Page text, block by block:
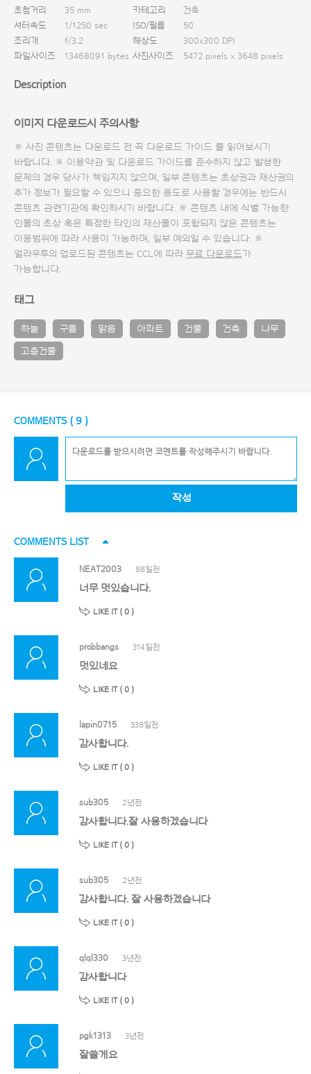
초첨거리
35 mm 카테고리
건축
셔터속도
1/1250 sec ISO/필름
50
조리개
f/3.2 해상도
300x300 DPI
파일사이즈
13468091 bytes 사진사이즈 5472 pixels x 3648 pixels
Description
이미지 다운로드시 주의사항
※ 사진 콘텐츠는 다운로드 전 꼭 다운로드 가이드 를 읽어보시기
바랍니다. ※ 이용약관 및 다운로드 가이드를 준수하지 않고 발생한
문제의 경우 당사가 책임지지 않으며, 일부 콘텐츠는 초상권과 재산권의
추가 정보가 필요할 수 있으니 중요한 용도로 사용할 경우에는 반드시
콘텐츠 관련기관에 확인하시기 바랍니다. ※ 콘텐츠 내에 식별 가능한
인물의 초상 혹은 특정한 타인의 재산물이 포함되지 않은 콘텐츠는
이용범위에 따라 사용이 가능하며, 일부 예외일 수 있습니다. ※
얼라우투의 업로드된 콘텐츠는 CCL에 따라 무료 다운로드가
가능합니다.
태그
하늘 구름 맑음 아파트 건물 건축 나무
고층건물
COMMENTS ( 9 )
작성
COMMENTS LIST
NEAT2003 88일전
너무 멋있습니다.
LIKE IT ( 0 )
probbangs 314일전
멋있네요
LIKE IT ( 0 )
lapin0715 338일전
감사합니다.
LIKE IT ( 0 )
sub305 2년전
감사합니다.잘 사용하겠습니다
LIKE IT ( 0 )
sub305 2년전
감사합니다. 잘 사용하겠습니다
LIKE IT ( 0 )
qlql330 3년전
감사합니다
LIKE IT ( 0 )
pgk1313 3년전
잘쓸게요